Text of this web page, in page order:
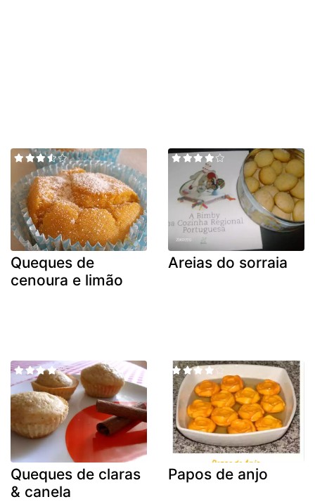
Queques de
cenoura e limão
Areias do sorraia
Queques de claras
& canela
Papos de anjo